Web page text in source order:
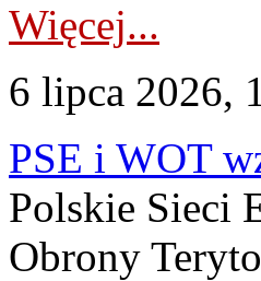
Więcej...
6 lipca 2026,
PSE i WOT
Polskie Sieci
Obrony